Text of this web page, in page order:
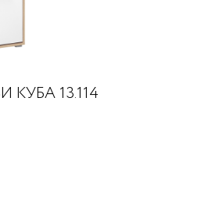
13.114